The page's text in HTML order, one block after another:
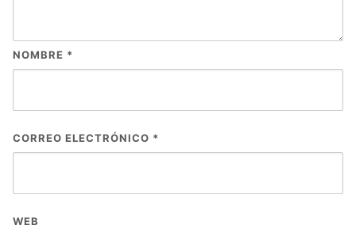
NOMBRE *
CORREO ELECTRÓNICO *
WEB